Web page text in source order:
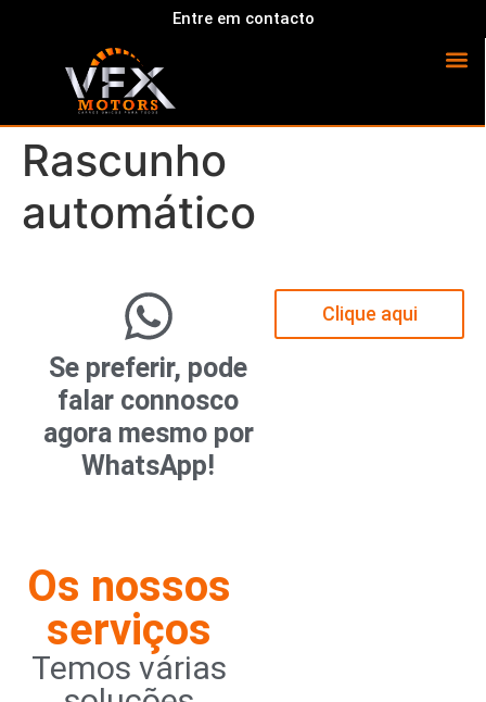
Entre em contacto
Rascunho
automático
Se preferir, pode
falar connosco
agora mesmo por
WhatsApp!
Clique aqui
Os nossos
serviços
Temos várias